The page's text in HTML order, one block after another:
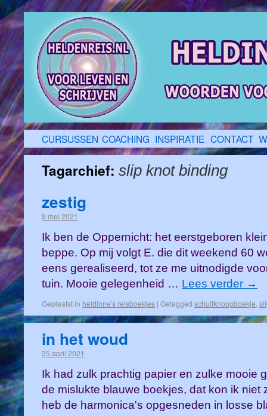
CURSUSSEN COACHING INSPIRATIE CONTACT
Tagarchief: slip knot binding
zestig
9 mei 2021
Ik ben de Oppernicht: het eerstgeboren
beppe. Op mij volgt E. die dit weekend 60
eens gerealiseerd, tot ze me uitnodigde
tuin. Mooie gelegenheid … Lees verder →
Geplaatst in heldinne's reisboekjes | Getagged schuifknoopboekje,
in het woud
25 april 2021
Ik had zulk prachtig papier en zulke mooie
de mislukte blauwe boekjes, dat kon ik niet
heb de harmonica's opgesneden in losse